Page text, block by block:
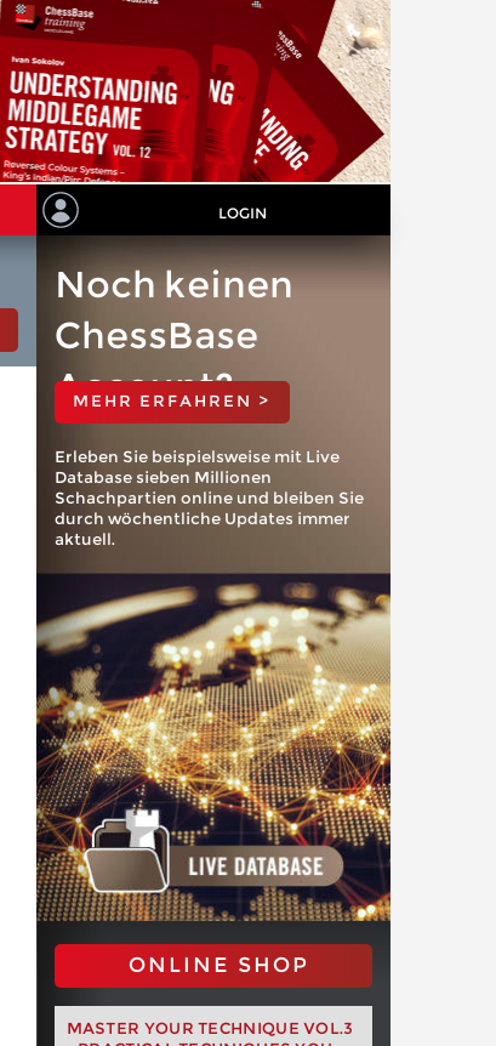
LOGIN
Noch keinen
ChessBase
Account?
MEHR ERFAHREN >
Erleben Sie beispielsweise mit Live
Database sieben Millionen
Schachpartien online und bleiben Sie
durch wöchentliche Updates immer
aktuell.
ONLINE SHOP
MASTER YOUR TECHNIQUE VOL.3